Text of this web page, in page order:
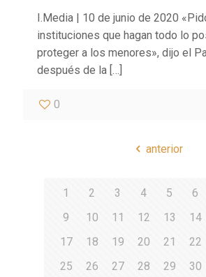
I.Media | 10 de junio de 2020
instituciones que hagan todo lo
proteger a los menores», dijo el
después de la […]
0
anterior
1 2 3 4 5 6
9
10 11 12 13 14
17
18 19 20 21 22
25
26 27 28 29 30